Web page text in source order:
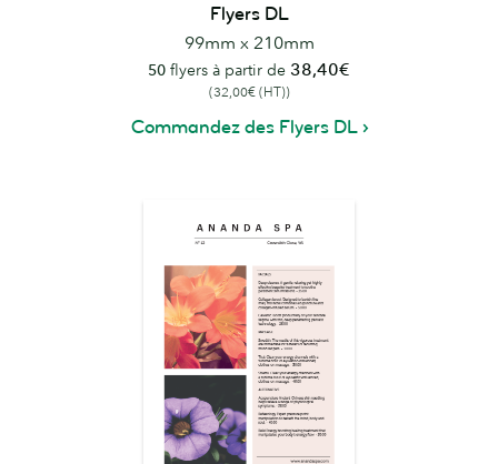
Flyers DL
99mm x 210mm
50 flyers à partir de 38,40€
(32,00€ (HT))
Commandez des Flyers DL